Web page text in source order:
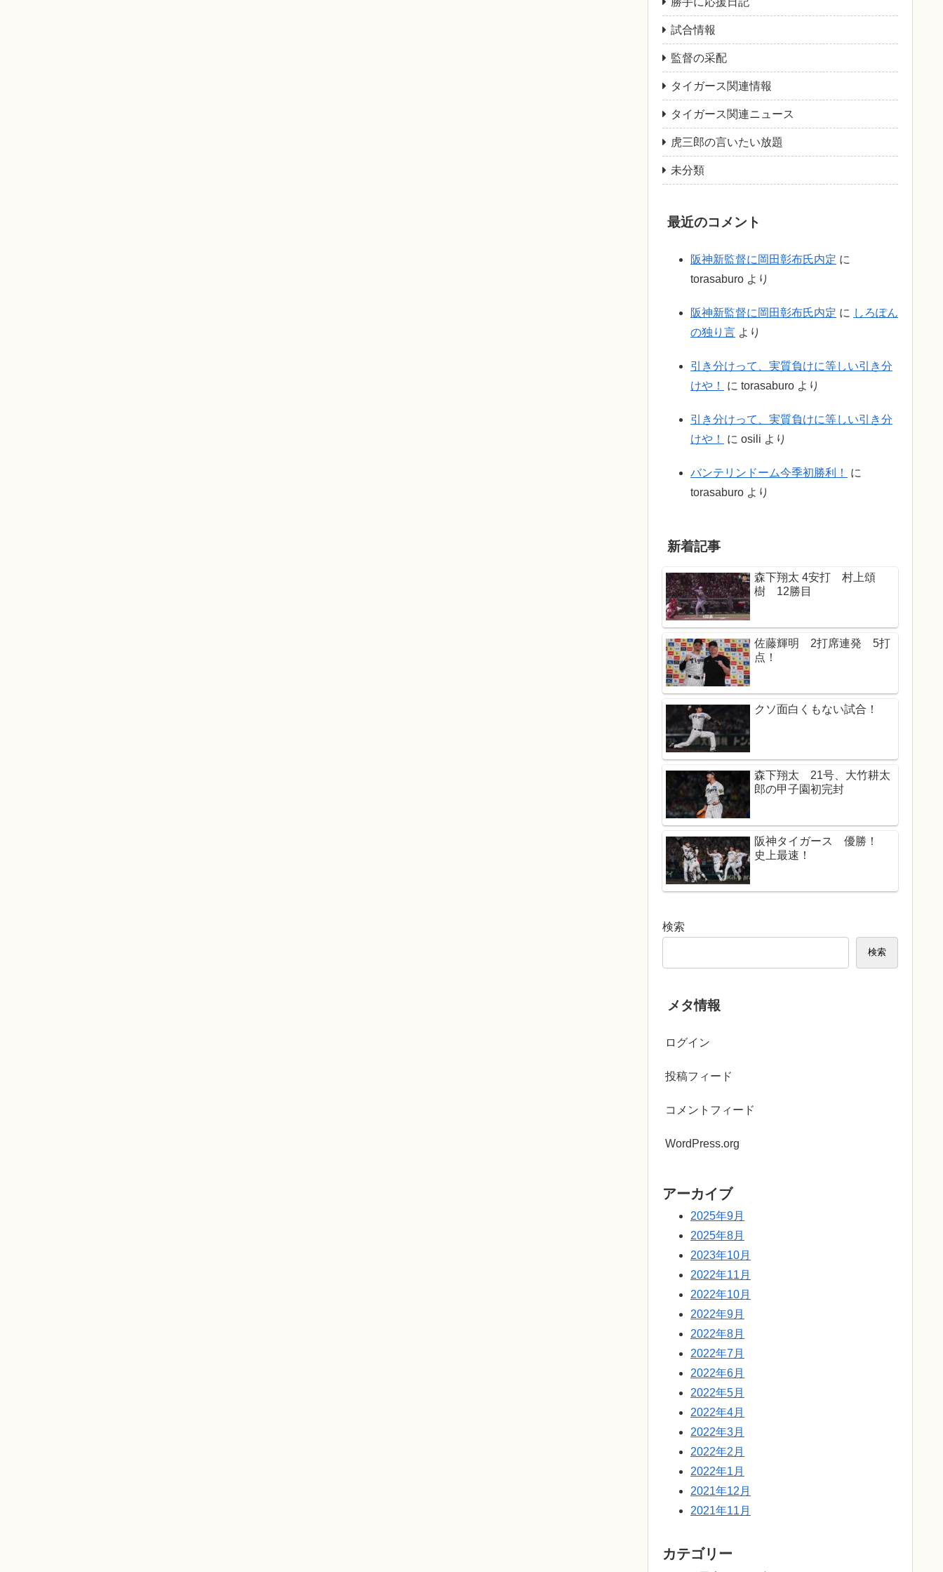
試合情報
監督の采配
タイガース関連情報
タイガース関連ニュース
虎三郎の言いたい放題
未分類
最近のコメント
阪神新監督に岡田彰布氏内定 に
torasaburo より
阪神新監督に岡田彰布氏内定 に しろぽん
の独り言 より
引き分けって、実質負けに等しい引き分
けや！
に torasaburo より
引き分けって、実質負けに等しい引き分
けや！
に osili より
バンテリンドーム今季初勝利！
に
torasaburo より
新着記事
森下翔太 4安打 村上頌
樹 12勝目
佐藤輝明 2打席連発 5打
点！
クソ面白くもない試合！
森下翔太 21号、大竹耕太
郎の甲子園初完封
阪神タイガース 優勝！
史上最速！
検索
検索
メタ情報
ログイン
投稿フィード
コメントフィード
WordPress.org
アーカイブ
2025年9月
2025年8月
2023年10月
2022年11月
2022年10月
2022年9月
2022年8月
2022年7月
2022年6月
2022年5月
2022年4月
2022年3月
2022年2月
2022年1月
2021年12月
2021年11月
カテゴリー